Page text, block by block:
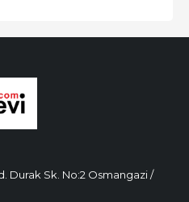
Durak Sk. No:2 Osmangazi /